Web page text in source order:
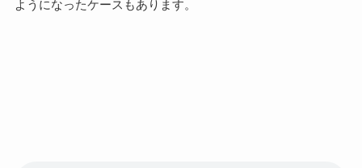
ようになったケースもあります。